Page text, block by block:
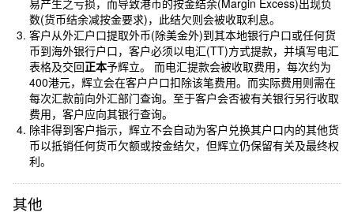
数(货币结余减按金要求)，此结欠则会被收取利息。
客户从外汇户口提取外币(除美金外)到其本地银行户口或任何货
币到海外银行户口，客户必须以电汇(TT)方式提款，并填写电汇
表格及交回正本予辉立。 而电汇提款会被收取费用，每次约为
400港元，辉立会在客户户口扣除该笔费用。而实际费用则需在
每次汇款前向外汇部门查询。至于客户会否被有关银行另行收取
费用，客户应向其银行查询。
除非得到客户指示，辉立不会自动为客户兑换其户口内的其他货
币以抵销任何货币欠额或按金结欠，但辉立仍保留有关及最终权
利。
其他